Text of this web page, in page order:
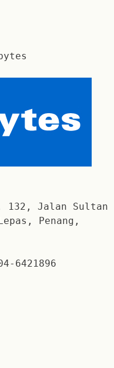
132, Jalan Sultan
Penang,
6421896